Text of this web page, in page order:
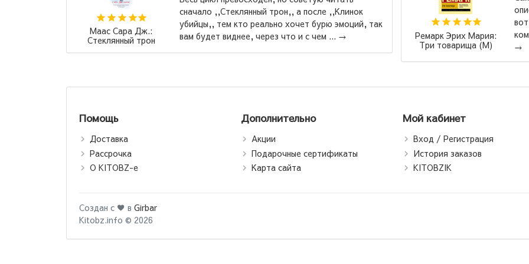
,,Стеклянный трон,, а после ,,Клинок
тем кто реально хочет бурю эмоций, так
будет виднее, через что и с чем ...→
Ремарк Эрих Мария:
Три товарища (М)
описание красочное, Ремарк - супер, вообщем. А
вот издание АСТ, оно конечно красивое,
компактное и бюджетное. Одно из самых неудо...
Помощь
Доставка
Рассрочка
О KITOBZ-е
Дополнительно
Акции
Подарочные сертификаты
Карта сайта
Мой кабинет
Вход / Регистрация
История заказов
KITOBZIK
Создан с ♥ в Girbar
Kitobz.info © 2026